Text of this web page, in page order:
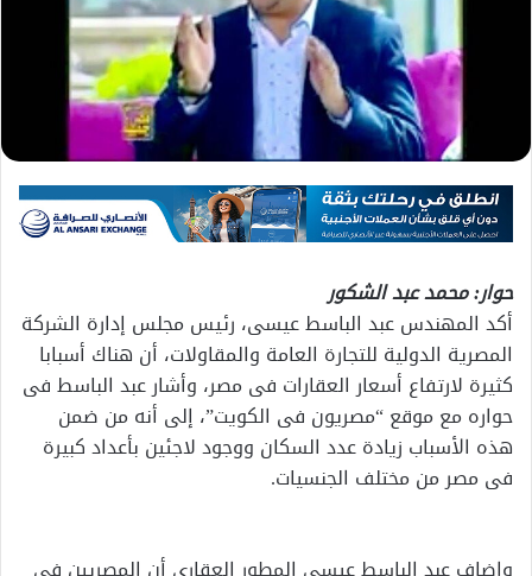
حوار: محمد عبد الشكور
أكد المهندس عبد الباسط عيسى، رئيس مجلس إدارة الشركة
المصرية الدولية للتجارة العامة والمقاولات، أن هناك أسبابا
كثيرة لارتفاع أسعار العقارات فى مصر، وأشار عبد الباسط فى
حواره مع موقع “مصريون فى الكويت”، إلى أنه من ضمن
هذه الأسباب زيادة عدد السكان ووجود لاجئين بأعداد كبيرة
فى مصر من مختلف الجنسيات.